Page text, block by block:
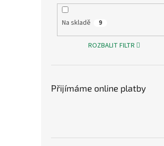
Na skladě 9
ROZBALIT FILTR
Přijímáme online platby